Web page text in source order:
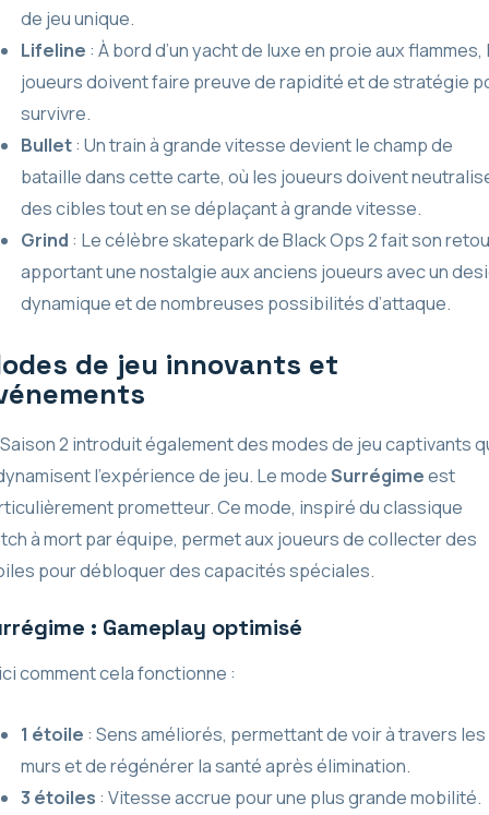
de jeu unique.
Lifeline : À bord d’un yacht de luxe en proie aux flammes,
joueurs doivent faire preuve de rapidité et de stratégie
survivre.
Bullet: Un train à grande vitesse devient le champ de
bataille dans cette carte, où les joueurs doivent
des cibles tout en se déplaçant à grande vitesse.
Grind : Le célèbre skatepark de Black Ops 2 fait son
apportant une nostalgie aux anciens joueurs avec un
dynamique et de nombreuses possibilités d’attaque.
de jeu innovants et
2 introduit également des modes de jeu captivants
l’expérience de jeu. Le modeSurrégimeest
prometteur. Ce mode, inspiré du classique
à mort par équipe, permet aux joueurs de collecter des
pour débloquer des capacités spéciales.
: Gameplay optimisé
comment cela fonctionne :
1 étoile : Sens améliorés, permettant de voir à travers les
murs et de régénérer la santé après élimination.
3 étoiles : Vitesse accrue pour une plus grande mobilité.